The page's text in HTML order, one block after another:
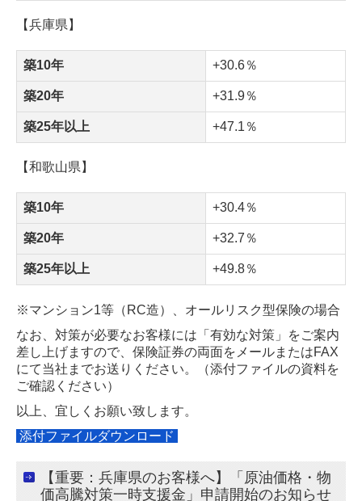
【兵庫県】
築10年 +30.6％
築20年 +31.9％
築25年以上 +47.1％
【和歌山県】
築10年 +30.4％
築20年 +32.7 ％
築25年以上 +49.8％
※マンション1等（RC造）、オールリスク型保険の場合
なお、対策が必要なお客様には「有効な対策」をご案内
差し上げますので、保険証券の両面 をメールまたはFAX
にて当社までお送りください。（添付ファイルの資料を
ご確認ください）
以上、宜しくお願い致します。
添付ファイルダウンロード
【重要：兵庫県のお客様へ】「原油価格・物
価高騰対策一時支援金」申請開始のお知らせ